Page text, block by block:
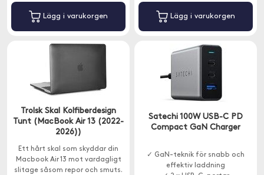
Lägg i varukorgen Lägg i varukorgen
Trolsk Skal Kolfiberdesign
Tunt (MacBook Air 13 (2022-
2026))
Ett hårt skal som skyddar din
Macbook Air 13 mot vardagligt
slitage såsom repor och smuts.
Satechi 100W USB-C PD
Compact GaN Charger
✓ GaN-teknik för snabb och
effektiv laddning